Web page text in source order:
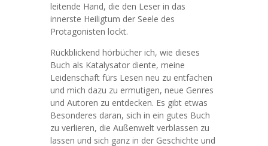
leitende Hand, die den Leser in das
innerste Heiligtum der Seele des
Protagonisten lockt.
Rückblickend hörbücher ich, wie dieses
Buch als Katalysator diente, meine
Leidenschaft fürs Lesen neu zu entfachen
und mich dazu zu ermutigen, neue Genres
und Autoren zu entdecken. Es gibt etwas
Besonderes daran, sich in ein gutes Buch
zu verlieren, die Außenwelt verblassen zu
lassen und sich ganz in der Geschichte und